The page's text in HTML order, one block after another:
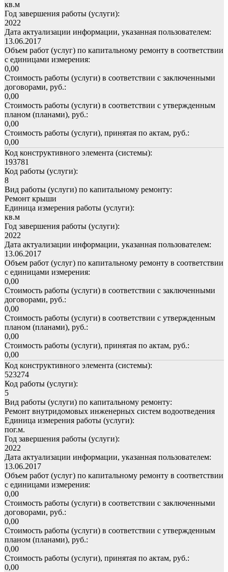
кв.м
Год завершения работы (услуги):
2022
Дата актуализации информации, указанная пользователем:
13.06.2017
Объем работ (услуг) по капитальному ремонту в соответствии
с единицами измерения:
0,00
Стоимость работы (услуги) в соответствии с заключенными
договорами, руб.:
0,00
Стоимость работы (услуги) в соответствии с утвержденным
планом (планами), руб.:
0,00
Стоимость работы (услуги), принятая по актам, руб.:
0,00
Код конструктивного элемента (системы):
193781
Код работы (услуги):
8
Вид работы (услуги) по капитальному ремонту:
Ремонт крыши
Единица измерения работы (услуги):
кв.м
Год завершения работы (услуги):
2022
Дата актуализации информации, указанная пользователем:
13.06.2017
Объем работ (услуг) по капитальному ремонту в соответствии
с единицами измерения:
0,00
Стоимость работы (услуги) в соответствии с заключенными
договорами, руб.:
0,00
Стоимость работы (услуги) в соответствии с утвержденным
планом (планами), руб.:
0,00
Стоимость работы (услуги), принятая по актам, руб.:
0,00
Код конструктивного элемента (системы):
523274
Код работы (услуги):
5
Вид работы (услуги) по капитальному ремонту:
Ремонт внутридомовых инженерных систем водоотведения
Единица измерения работы (услуги):
пог.м.
Год завершения работы (услуги):
2022
Дата актуализации информации, указанная пользователем:
13.06.2017
Объем работ (услуг) по капитальному ремонту в соответствии
с единицами измерения:
0,00
Стоимость работы (услуги) в соответствии с заключенными
договорами, руб.:
0,00
Стоимость работы (услуги) в соответствии с утвержденным
планом (планами), руб.:
0,00
Стоимость работы (услуги), принятая по актам, руб.:
0,00